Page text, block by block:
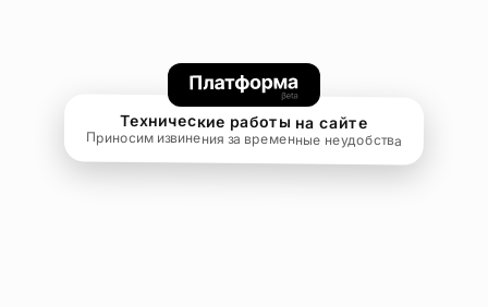
Технические работы на сайте
Приносим извинения за временные неудобства